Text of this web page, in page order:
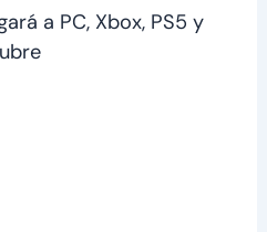
a PC, Xbox, PS5 y